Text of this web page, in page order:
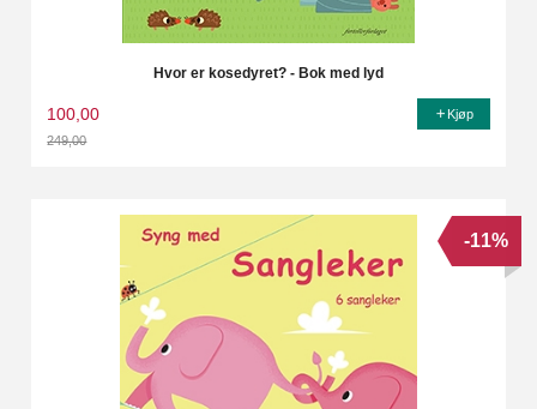
Hvor er kosedyret? - Bok med lyd
100,00
249,00
Kjøp
-11%